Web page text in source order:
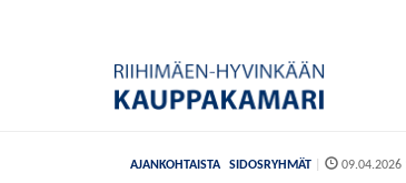
AJANKOHTAISTA SIDOSRYHMÄT 09.04.2026